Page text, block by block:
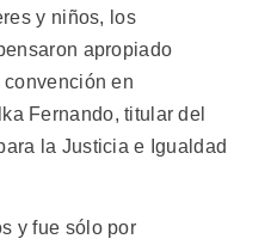
y niños, los
apropiado
en
Fernando, titular del
la Justicia e Igualdad
y fue sólo por